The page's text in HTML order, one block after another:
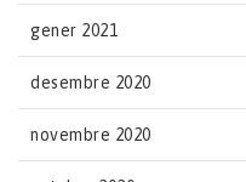
gener 2021
desembre 2020
novembre 2020